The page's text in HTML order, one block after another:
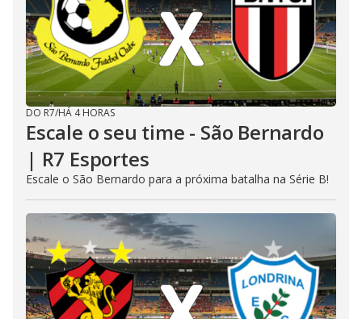
DO R7/HÁ 4 HORAS
Escale o seu time - São Bernardo
| R7 Esportes
Escale o São Bernardo para a próxima batalha na Série B!